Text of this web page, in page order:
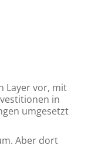
Layer vor, mit
in
umgesetzt
Aber dort